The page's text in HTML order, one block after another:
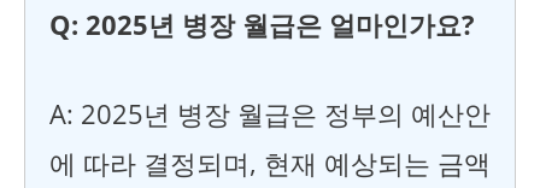
Q: 2025년 병장 월급은 얼마인가요?
A: 2025년 병장 월급은 정부의 예산안
에 따라 결정되며, 현재 예상되는 금액